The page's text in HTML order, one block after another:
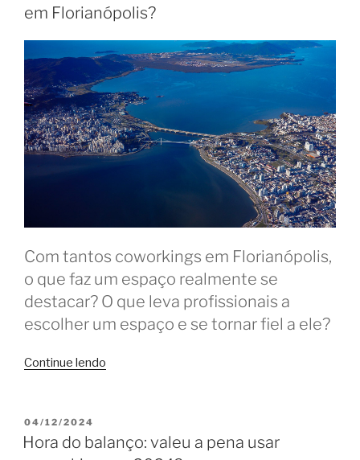
estresse
destrava
ideias”
em Florianópolis?
Com tantos coworkings em Florianópolis,
o que faz um espaço realmente se
destacar? O que leva profissionais a
escolher um espaço e se tornar fiel a ele?
Continue lendo
coworking
PUBLICADO
EM
04/12/2024
Hora do balanço: valeu a pena usar